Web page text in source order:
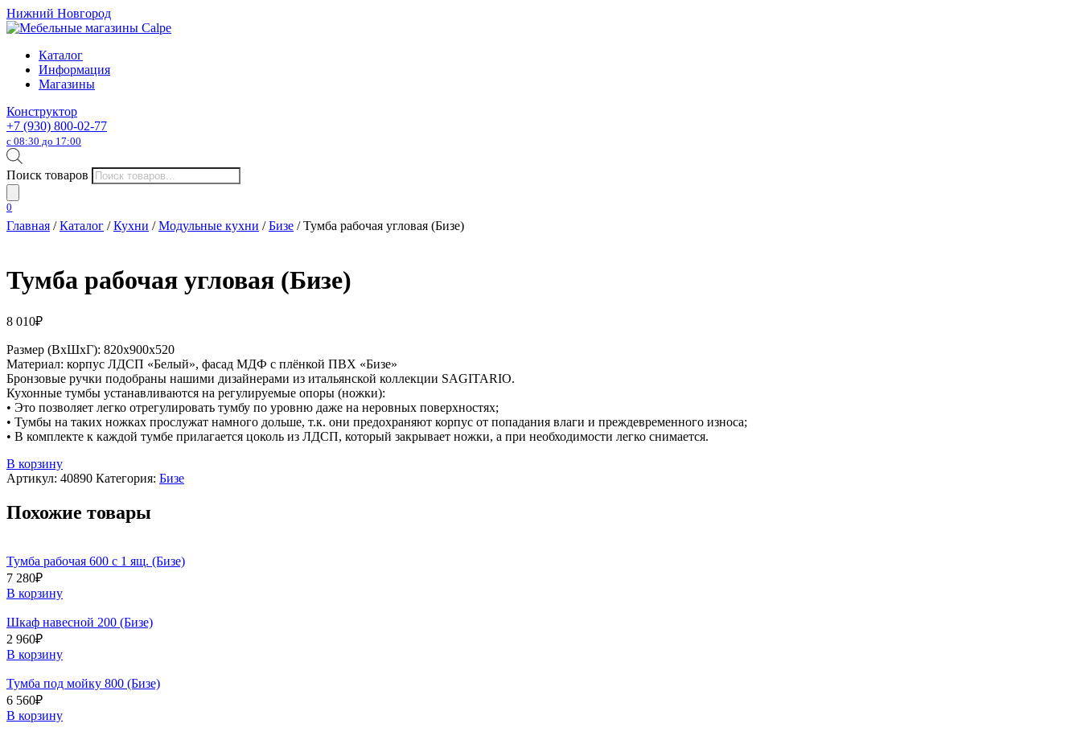
Нижний Новгород
Каталог
Информация
Магазины
Конструктор
+7 (930) 800-02-77
с 08:30 до 17:00
Поиск товаров
0
Главная /Каталог /Кухни /Модульные кухни /Бизе / Тумба рабочая угловая (Бизе)
Тумба рабочая угловая (Бизе)
8 010₽
Размер (ВхШхГ): 820х900х520
Материал: корпус ЛДСП «Белый», фасад МДФ с плёнкой ПВХ «Бизе»
Бронзовые ручки подобраны нашими дизайнерами из итальянской коллекции SAGITARIO.
Кухонные тумбы устанавливаются на регулируемые опоры (ножки):
• Это позволяет легко отрегулировать тумбу по уровню даже на неровных поверхностях;
• Тумбы на таких ножках прослужат намного дольше, т.к. они предохраняют корпус от попадания влаги и преждевременного износа;
• В комплекте к каждой тумбе прилагается цоколь из ЛДСП, который закрывает ножки, а при необходимости легко снимается.
В корзину
Артикул: 40890 Категория: Бизе
Похожие товары
Тумба рабочая 600 с 1 ящ. (Бизе)
7 280₽
В корзину
Шкаф навесной 200 (Бизе)
2 960₽
В корзину
Тумба под мойку 800 (Бизе)
6 560₽
В корзину